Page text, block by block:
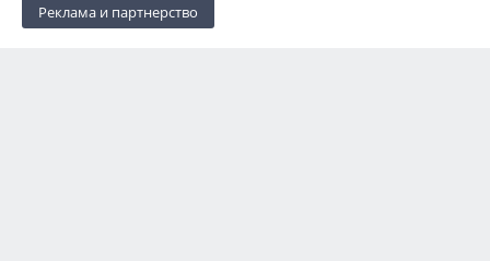
Реклама и партнерство